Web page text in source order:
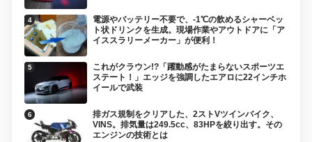
電源やバッテリー不要で、-1℃の飲めるシャーベッ
ト状ドリンクを生成。現場作業やアウトドアに「ア
イススラリーメーカー」が便利！
これがクラウン!?「躍動感がたまらないスポーツエ
ステート！」エッジを強調したエアロに22インチホ
イールで武装
排ガス規制をクリアした、2ストVツインバイク、
VINS。排気量は249.5cc、83HPを絞り出す。その
エンジンの技術とは